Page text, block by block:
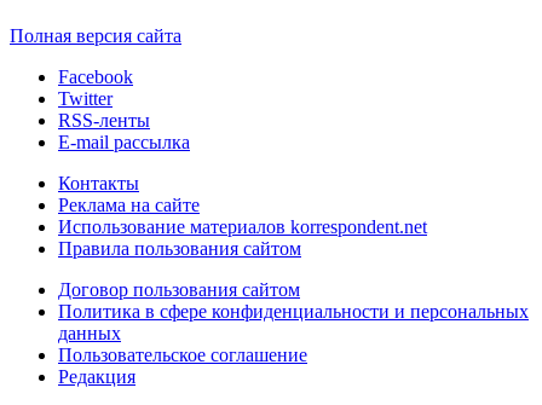
Полная версия сайта
Facebook
Twitter
RSS-ленты
E-mail рассылка
Контакты
Реклама на сайте
Использование материалов korrespondent.net
Правила пользования сайтом
Договор пользования сайтом
Политика в сфере конфиденциальности и персональных
данных
Пользовательское соглашение
Редакция